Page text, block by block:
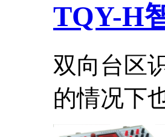
TQY-H
双向台区
的情况下